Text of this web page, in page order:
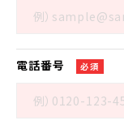
電話番号 必須